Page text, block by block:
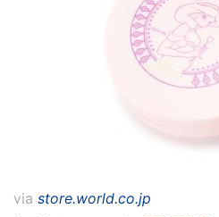
via store.world.co.jp